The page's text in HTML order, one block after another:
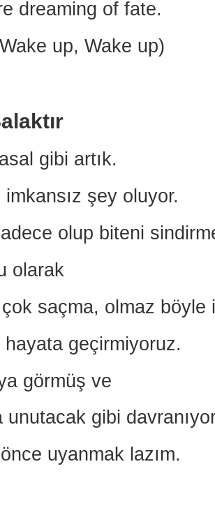
dreaming of fate.
up, Wake up)
gibi artık.
şey oluyor.
olup biteni
olarak
saçma, olmaz
hayata geçirmiyoruz.
görmüş ve
unutacak gibi
uyanmak lazım.